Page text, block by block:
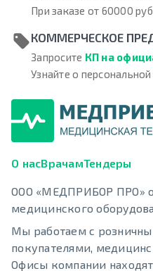
При заказе от 60000
КОММЕРЧЕСКОЕ
Запросите КП на
Узнайте о
О насВрачамТендеры
ООО «МЕДПРИБОР ПРО»
медицинского
Мы работаем с
покупателями,
Офисы компании